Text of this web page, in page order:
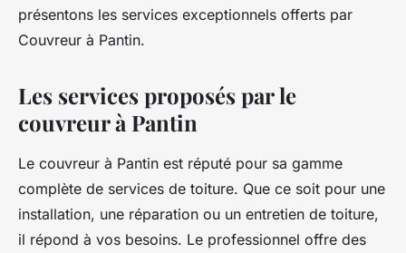
présentons les services exceptionnels offerts par
Couvreur à Pantin.
Les services proposés par le
couvreur à Pantin
Le couvreur à Pantin est réputé pour sa gamme
complète de services de toiture. Que ce soit pour une
installation, une réparation ou un entretien de toiture,
il répond à vos besoins. Le professionnel offre des